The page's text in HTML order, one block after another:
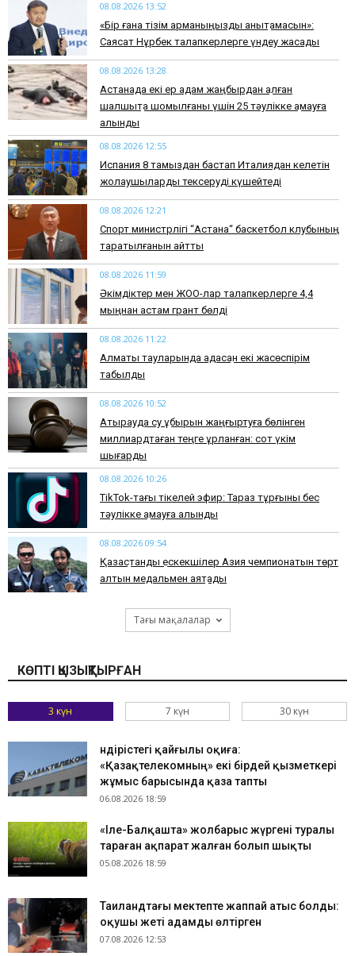
08.08.2026 13:52
«Бір ғана тізім арманыңызды анықтамасын»:
Саясат Нұрбек талапкерлерге үндеу жасады
08.08.2026 13:28
Астанада екі ер адам жаңбырдан қалған
шалшықта шомылғаны үшін 25 тәулікке қамауға
алынды
08.08.2026 12:55
Испания 8 тамыздан бастап Италиядан келетін
жолаушыларды тексеруді күшейтеді
08.08.2026 12:21
Спорт министрлігі “Астана“ баскетбол клубының
таратылғанын айтты
08.08.2026 11:59
Әкімдіктер мен ЖОО-лар талапкерлерге 4,4
мыңнан астам грант бөлді
08.08.2026 11:22
Алматы тауларында адасқан екі жасөспірім
табылды
08.08.2026 10:52
Атырауда су құбырын жаңғыртуға бөлінген
миллиардтаған теңге ұрланған: сот үкім
шығарды
08.08.2026 10:26
TikTok-тағы тікелей эфир: Тараз тұрғыны бес
тәулікке қамауға алынды
08.08.2026 09:54
Қазақстандық ескекшілер Азия чемпионатын төрт
алтын медальмен аяқтады
Тағы мақалалар
КӨПТІ ҚЫЗЫҚТЫРҒАН
3 күн 7 күн 30 күн
Өндірістегі қайғылы оқиға:
«Қазақтелекомның» екі бірдей қызметкері
жұмыс барысында қаза тапты
06.08.2026 18:59
«Іле-Балқашта» жолбарыс жүргені туралы
тараған ақпарат жалған болып шықты
05.08.2026 18:59
Таиландтағы мектепте жаппай атыс болды:
оқушы жеті адамды өлтірген
07.08.2026 12:53